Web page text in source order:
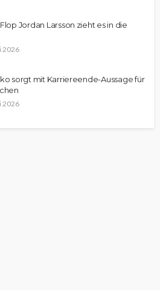
Jordan Larsson zieht es in die
2026
sorgt mit Karriereende-Aussage für
2026